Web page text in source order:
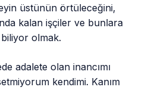
üstünün örtüleceğini,
kalan işçiler ve bunlara
olmak.
adalete olan inancımı
kendimi. Kanım